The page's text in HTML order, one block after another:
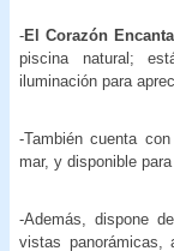
-El Corazón
piscina natural;
iluminación para
-También cuenta
mar, y disponible
-Además, dispone de
vistas